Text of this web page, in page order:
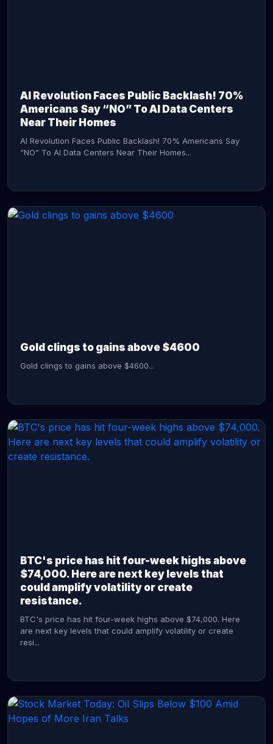
AI Revolution Faces Public Backlash! 70%
Americans Say “NO” To AI Data Centers
Near Their Homes
AI Revolution Faces Public Backlash! 70% Americans Say
“NO” To AI Data Centers Near Their Homes...
Gold clings to gains above $4600
Gold clings to gains above $4600...
BTC's price has hit four-week highs above
$74,000. Here are next key levels that
could amplify volatility or create
resistance.
BTC's price has hit four-week highs above $74,000. Here
are next key levels that could amplify volatility or create
resi...